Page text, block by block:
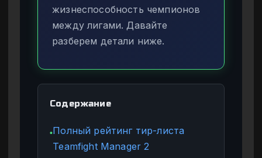
жизнеспособность чемпионов
между лигами. Давайте
разберем детали ниже.
Содержание
●Полный рейтинг тир-листа
Teamfight Manager 2